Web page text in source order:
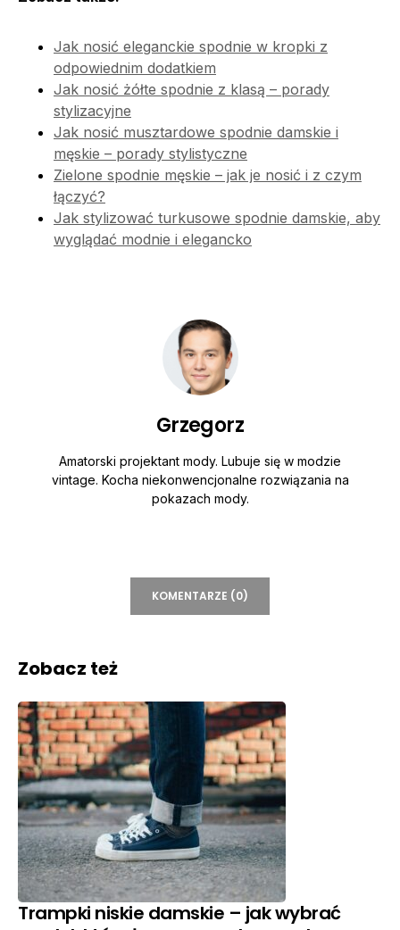
Jak nosić eleganckie spodnie w kropki z
odpowiednim dodatkiem
Jak nosić żółte spodnie z klasą – porady
stylizacyjne
Jak nosić musztardowe spodnie damskie i
męskie – porady stylistyczne
Zielone spodnie męskie – jak je nosić i z czym
łączyć?
Jak stylizować turkusowe spodnie damskie, aby
wyglądać modnie i elegancko
Grzegorz
Amatorski projektant mody. Lubuje się w modzie
vintage. Kocha niekonwencjonalne rozwiązania na
pokazach mody.
KOMENTARZE (0)
Zobacz też
Trampki niskie damskie – jak wybrać